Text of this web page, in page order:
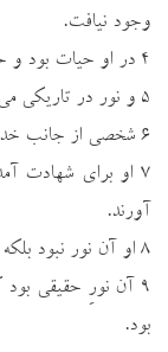
وجود نيافت.
۴ در او حيات بود و حيات نور انسان بود.
۵ و نور در تاريكي مي درخشد و تاريكي آن را درنيافت.
۶ شخصي از جانب خدا فرستاده شد كه اسمش يحيي بود؛
۷ او براي شهادت
آورند.
۸ او آن نور نبود بلكه آمد تا بر نور شهادت دهد.
۹ آن نورِ حقيقي
بود.